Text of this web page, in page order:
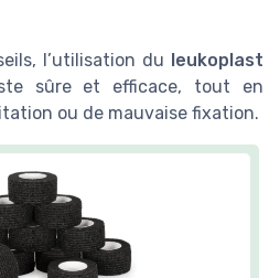
l’utilisation du leukoplast
sûre et efficace, tout en
ou de mauvaise fixation.